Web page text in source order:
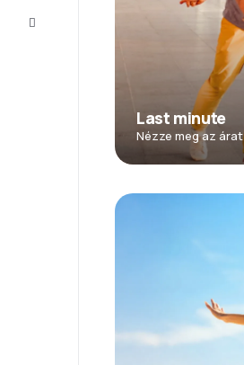
Last minute
Nézze meg az árat